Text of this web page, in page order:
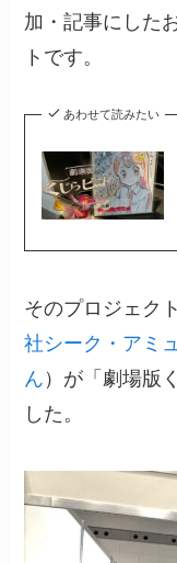
加・記事にした
トです。
あわせて読みたい
そのプロジェク
社シーク・アミ
ん ）が「劇場版
した。